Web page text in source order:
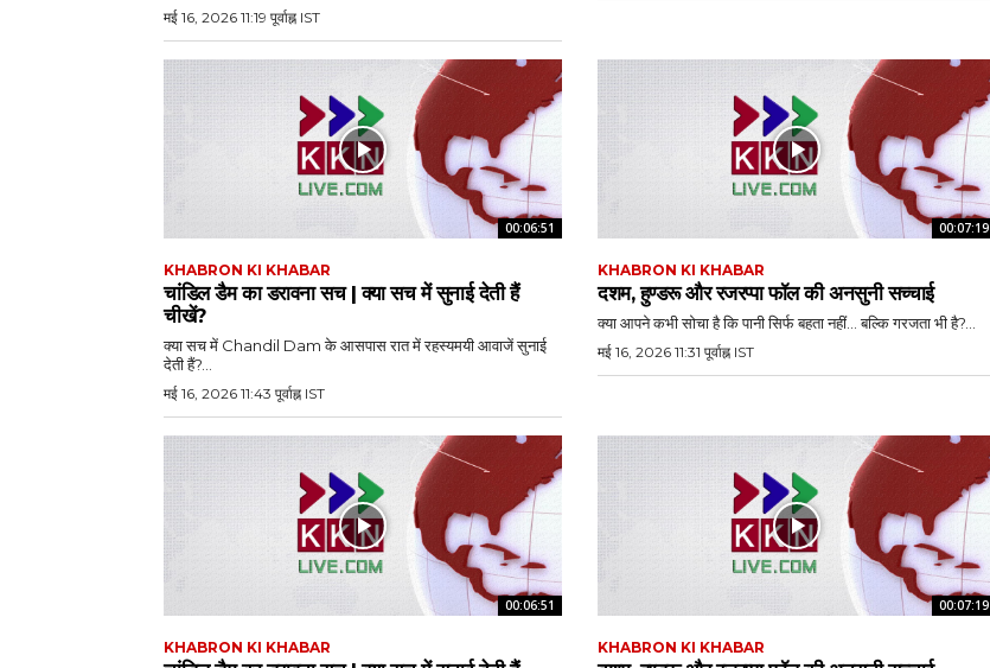
मई 16, 2026 11:19 पूर्वाह्न IST
00:06:51
KHABRON KI KHABAR
चांडिल डैम का डरावना सच | क्या सच में सुनाई देती हैं
चीखें?
क्या सच में Chandil Dam के आसपास रात में रहस्यमयी आवाजें सुनाई
देती हैं?...
मई 16, 2026 11:43 पूर्वाह्न IST
00:07:19
KHABRON KI KHABAR
दशम, हुण्डरू और रजरप्पा फॉल की अनसुनी सच्चाई
क्या आपने कभी सोचा है कि पानी सिर्फ बहता नहीं… बल्कि गरजता भी है?...
मई 16, 2026 11:31 पूर्वाह्न IST
00:06:51
KHABRON KI KHABAR
00:07:19
KHABRON KI KHABAR